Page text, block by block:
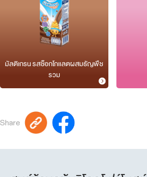
มัลติเกรน รสช็อกโกแลตผสมธัญพืช
รวม
Share